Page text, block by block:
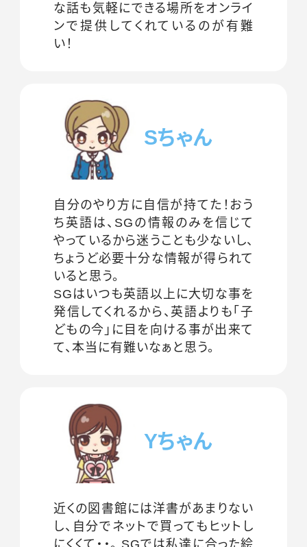
な話も気軽にできる場所をオンライ
ンで提供してくれているのが有難
い！
Sちゃん
自分のやり方に自信が持てた！おう
ち英語は、SGの情報のみを信じて
やっているから迷うことも少ないし、
ちょうど必要十分な情報が得られて
いると思う。
SGはいつも英語以上に大切な事を
発信してくれるから、英語よりも｢子
どもの今｣に目を向ける事が出来て
て、本当に有難いなぁと思う。
Yちゃん
近くの図書館には洋書があまりない
し、自分でネットで買ってもヒットし
にくくて・・。 SGでは私達に合った絵